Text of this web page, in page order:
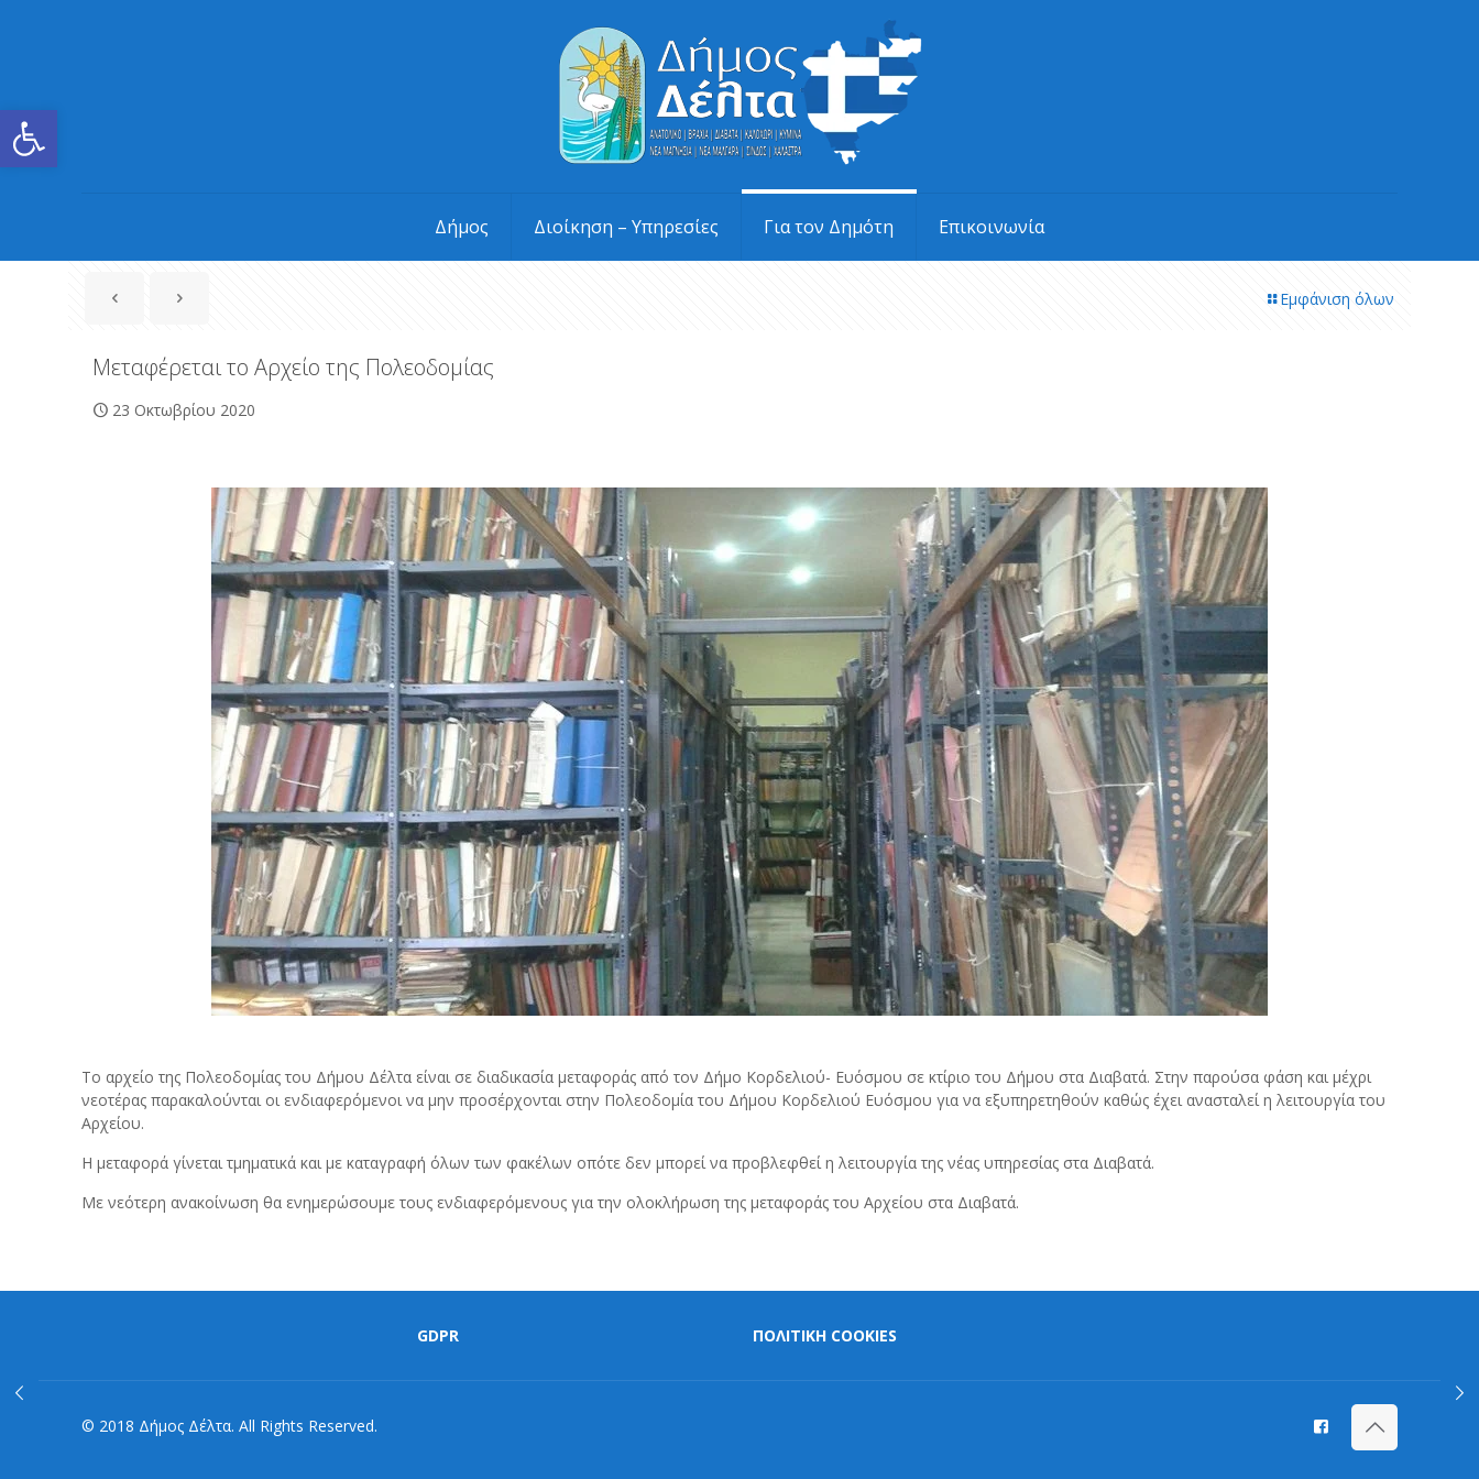
Ανοίξτε τη γραμμή εργαλείων
Δήμος Διοίκηση – Υπηρεσίες Για τον Δημότη Επικοινωνία
Εμφάνιση όλων
Μεταφέρεται το Αρχείο της Πολεοδομίας
23 Οκτωβρίου 2020
Το αρχείο της Πολεοδομίας του Δήμου Δέλτα είναι σε διαδικασία μεταφοράς από τον Δήμο Κορδελιού- Ευόσμου σε κτίριο του Δήμου στα Διαβατά. Στην παρούσα φάση και μέχρι
νεοτέρας παρακαλούνται οι ενδιαφερόμενοι να μην προσέρχονται στην Πολεοδομία του Δήμου Κορδελιού Ευόσμου για να εξυπηρετηθούν καθώς έχει ανασταλεί η λειτουργία του
Αρχείου.
Η μεταφορά γίνεται τμηματικά και με καταγραφή όλων των φακέλων οπότε δεν μπορεί να προβλεφθεί η λειτουργία της νέας υπηρεσίας στα Διαβατά.
Με νεότερη ανακοίνωση θα ενημερώσουμε τους ενδιαφερόμενους για την ολοκλήρωση της μεταφοράς του Αρχείου στα Διαβατά.
GDPR ΠΟΛΙΤΙΚΗ COOKIES
© 2018 Δήμος Δέλτα. All Rights Reserved.